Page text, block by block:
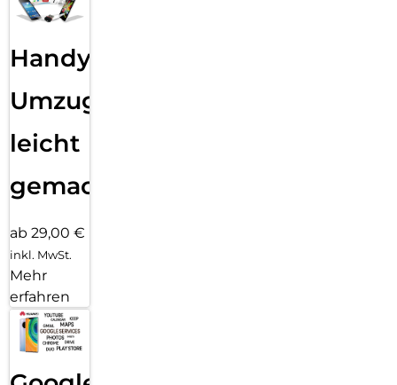
Handy
Umzug
leicht
gemacht!
ab 29,00 €
inkl. MwSt.
Mehr
erfahren